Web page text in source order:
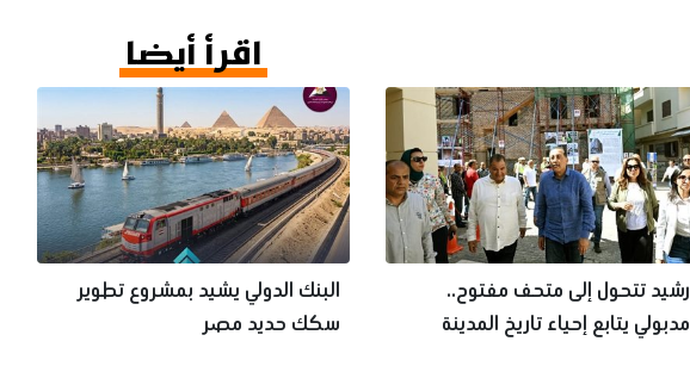
اقرأ أيضا
رشيد تتحول إلى متحف مفتوح..
مدبولي يتابع إحياء تاريخ المدينة
البنك الدولي يشيد بمشروع تطوير
سكك حديد مصر